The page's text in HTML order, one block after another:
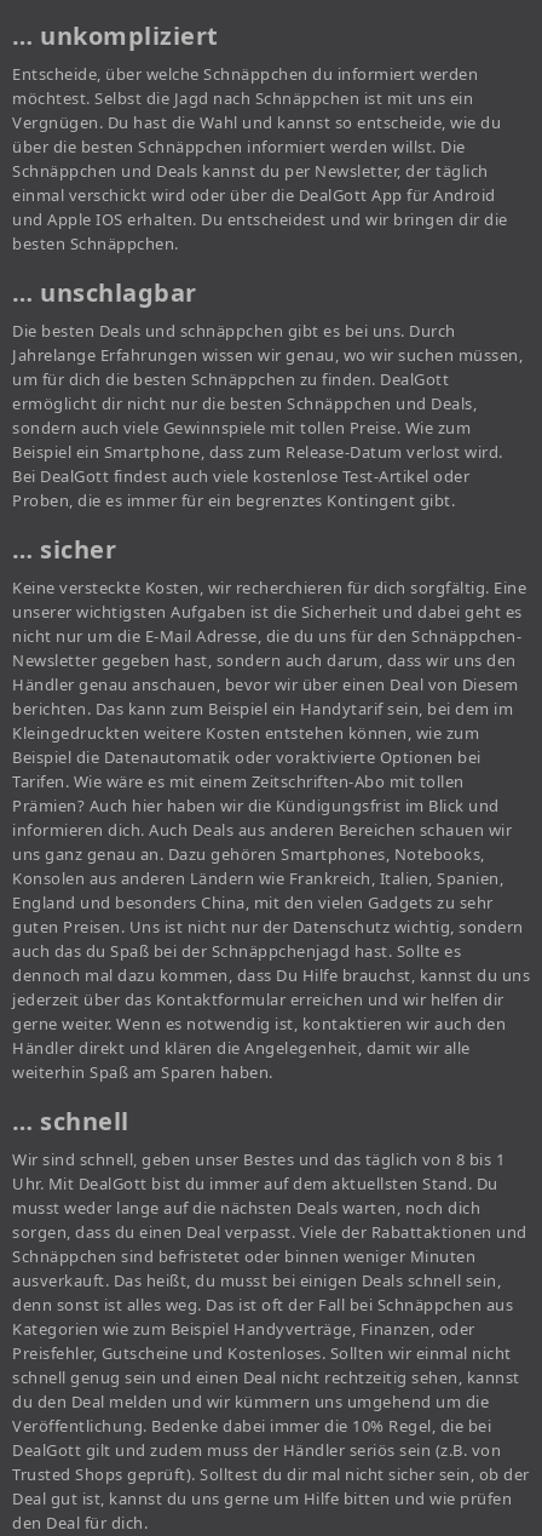
… unkompliziert
Entscheide, über welche Schnäppchen du informiert werden
möchtest. Selbst die Jagd nach Schnäppchen ist mit uns ein
Vergnügen. Du hast die Wahl und kannst so entscheide, wie du
über die besten Schnäppchen informiert werden willst. Die
Schnäppchen und Deals kannst du per Newsletter, der täglich
einmal verschickt wird oder über die DealGott App für Android
und Apple IOS erhalten. Du entscheidest und wir bringen dir die
besten Schnäppchen.
… unschlagbar
Die besten Deals und schnäppchen gibt es bei uns. Durch
Jahrelange Erfahrungen wissen wir genau, wo wir suchen müssen,
um für dich die besten Schnäppchen zu finden. DealGott
ermöglicht dir nicht nur die besten Schnäppchen und Deals,
sondern auch viele Gewinnspiele mit tollen Preise. Wie zum
Beispiel ein Smartphone, dass zum Release-Datum verlost wird.
Bei DealGott findest auch viele kostenlose Test-Artikel oder
Proben, die es immer für ein begrenztes Kontingent gibt.
… sicher
Keine versteckte Kosten, wir recherchieren für dich sorgfältig. Eine
unserer wichtigsten Aufgaben ist die Sicherheit und dabei geht es
nicht nur um die E-Mail Adresse, die du uns für den Schnäppchen-
Newsletter gegeben hast, sondern auch darum, dass wir uns den
Händler genau anschauen, bevor wir über einen Deal von Diesem
berichten. Das kann zum Beispiel ein Handytarif sein, bei dem im
Kleingedruckten weitere Kosten entstehen können, wie zum
Beispiel die Datenautomatik oder voraktivierte Optionen bei
Tarifen. Wie wäre es mit einem Zeitschriften-Abo mit tollen
Prämien? Auch hier haben wir die Kündigungsfrist im Blick und
informieren dich. Auch Deals aus anderen Bereichen schauen wir
uns ganz genau an. Dazu gehören Smartphones, Notebooks,
Konsolen aus anderen Ländern wie Frankreich, Italien, Spanien,
England und besonders China, mit den vielen Gadgets zu sehr
guten Preisen. Uns ist nicht nur der Datenschutz wichtig, sondern
auch das du Spaß bei der Schnäppchenjagd hast. Sollte es
dennoch mal dazu kommen, dass Du Hilfe brauchst, kannst du uns
jederzeit über das Kontaktformular erreichen und wir helfen dir
gerne weiter. Wenn es notwendig ist, kontaktieren wir auch den
Händler direkt und klären die Angelegenheit, damit wir alle
weiterhin Spaß am Sparen haben.
… schnell
Wir sind schnell, geben unser Bestes und das täglich von 8 bis 1
Uhr. Mit DealGott bist du immer auf dem aktuellsten Stand. Du
musst weder lange auf die nächsten Deals warten, noch dich
sorgen, dass du einen Deal verpasst. Viele der Rabattaktionen und
Schnäppchen sind befristetet oder binnen weniger Minuten
ausverkauft. Das heißt, du musst bei einigen Deals schnell sein,
denn sonst ist alles weg. Das ist oft der Fall bei Schnäppchen aus
Kategorien wie zum Beispiel Handyverträge, Finanzen, oder
Preisfehler, Gutscheine und Kostenloses. Sollten wir einmal nicht
schnell genug sein und einen Deal nicht rechtzeitig sehen, kannst
du den Deal melden und wir kümmern uns umgehend um die
Veröffentlichung. Bedenke dabei immer die 10% Regel, die bei
DealGott gilt und zudem muss der Händler seriös sein (z.B. von
Trusted Shops geprüft). Solltest du dir mal nicht sicher sein, ob der
Deal gut ist, kannst du uns gerne um Hilfe bitten und wie prüfen
den Deal für dich.